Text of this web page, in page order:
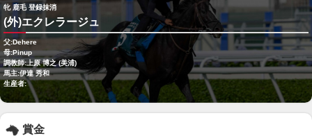
牝 鹿毛 登録抹消
(外)エクレラージュ
父:Dehere
母:Pinup
調教師:上原 博之 (美浦)
馬主:伊達 秀和
生産者:
賞金